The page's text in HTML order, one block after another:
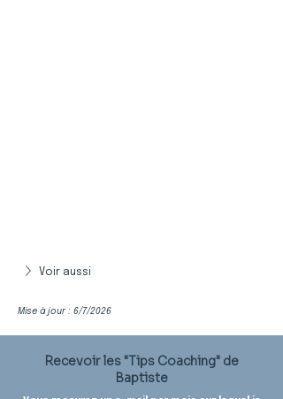
Voir aussi
Mise à jour : 6/7/2026
Recevoir les "Tips Coaching" de
Baptiste